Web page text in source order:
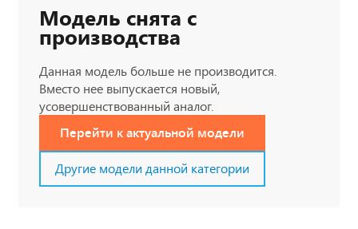
Модель снята с
производства
Данная модель больше не производится.
Вместо нее выпускается новый,
усовершенствованный аналог.
Перейти к актуальной модели
Другие модели данной категории